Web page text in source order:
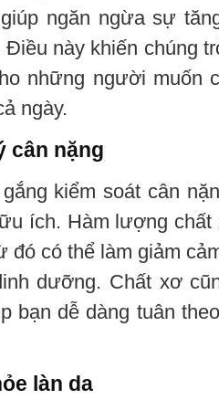
ngăn ngừa sự
này khiến chúng
những người muốn
ngày.
cân nặng
kiểm soát cân
ích. Hàm lượng chất
đó có thể làm giảm
dưỡng. Chất xơ
bạn dễ dàng tuân
làn da